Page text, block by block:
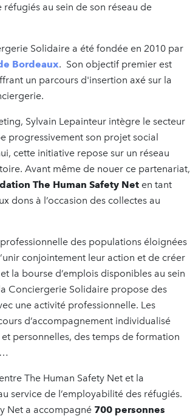
au sein de son réseau de
Solidaire a été fondée en 2010 par
Bordeaux. Son objectif premier est
un parcours d'insertion axé sur la
Sylvain Lepainteur intègre le secteur
progressivement son projet social
cette initiative repose sur un réseau
Avant même de nouer ce partenariat,
The Human Safety Net en tant
dons à l’occasion des collectes au
des populations éloignées
conjointement leur action et de créer
la bourse d’emplois disponibles au sein
Conciergerie Solidaire propose des
une activité professionnelle. Les
d’accompagnement individualisé
personnelles, des temps de formation
The Human Safety Net et la
service de l’employabilité des réfugiés.
Net a accompagné 700 personnes